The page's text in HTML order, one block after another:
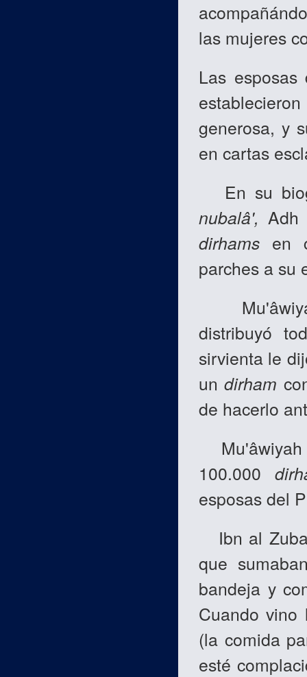
las mujeres
Las
generosa, y
en cartas
En su
nubalâ',Adh
dirhamsen
parches a su
distribuyó
sirvienta le
undirham
de hacerlo
Mu'âwiyah
100.000
esposas del
Ibn al
que
bandeja y
Cuando
(la comida
esté